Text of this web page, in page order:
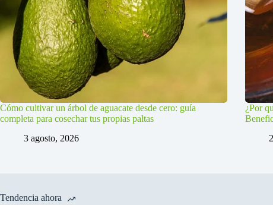
Cómo cultivar un árbol de aguacate desde cero: guía
completa para cosechar tus propias paltas
3 agosto, 2026
¿Por
Tendencia ahora